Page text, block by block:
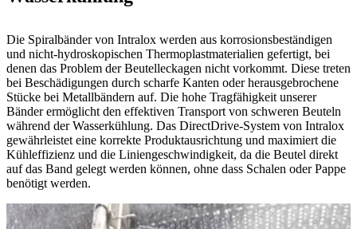
Die Spiralbänder von Intralox werden aus korrosionsbeständigen
und nicht-hydroskopischen Thermoplastmaterialien gefertigt, bei
denen das Problem der Beutelleckagen nicht vorkommt. Diese treten
bei Beschädigungen durch scharfe Kanten oder herausgebrochene
Stücke bei Metallbändern auf. Die hohe Tragfähigkeit unserer
Bänder ermöglicht den effektiven Transport von schweren Beuteln
während der Wasserkühlung. Das DirectDrive-System von Intralox
gewährleistet eine korrekte Produktausrichtung und maximiert die
Kühleffizienz und die Liniengeschwindigkeit, da die Beutel direkt
auf das Band gelegt werden können, ohne dass Schalen oder Pappe
benötigt werden.